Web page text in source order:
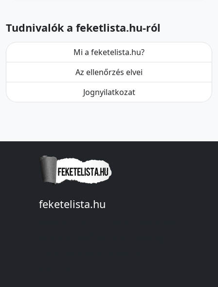
Tudnivalók a feketlista.hu-ról
Mi a feketelista.hu?
Az ellenőrzés elvei
Jognyilatkozat
feketelista.hu